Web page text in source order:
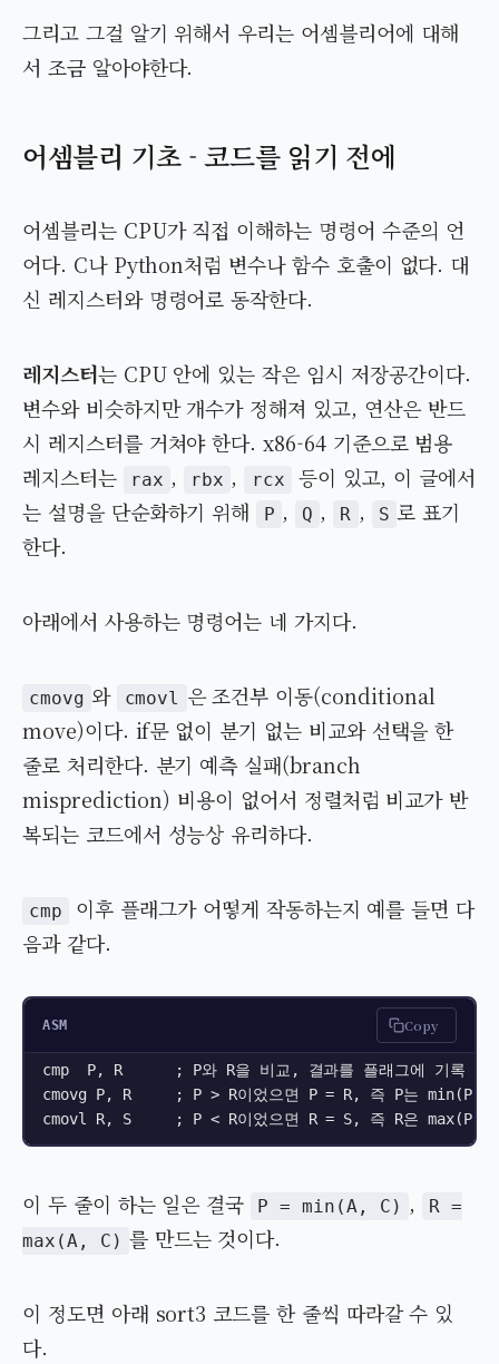
그리고 그걸 알기 위해서 우리는 어셈블리어에 대해
서 조금 알아야한다.
어셈블리 기초 - 코드를 읽기 전에
어셈블리는 CPU가 직접 이해하는 명령어 수준의 언
어다. C나 Python처럼 변수나 함수 호출이 없다. 대
신 레지스터와 명령어로 동작한다.
레지스터는 CPU 안에 있는 작은 임시 저장공간이다.
변수와 비슷하지만 개수가 정해져 있고, 연산은 반드
시 레지스터를 거쳐야 한다. x86-64 기준으로 범용
레지스터는
rax , rbx , rcx
등이 있고, 이 글에서
는 설명을 단순화하기 위해
P , Q , R , S 로 표기
한다.
아래에서 사용하는 명령어는 네 가지다.
cmovg 와 cmovl 은 조건부 이동(conditional
move)이다. if문 없이 분기 없는 비교와 선택을 한
줄로 처리한다. 분기 예측 실패(branch
misprediction) 비용이 없어서 정렬처럼 비교가 반
복되는 코드에서 성능상 유리하다.
cmp
이후 플래그가 어떻게 작동하는지 예를 들면 다
음과 같다.
ASM Copy
cmp  P, R      ; P와 R을 비교, 결과를 플래그에 기록
cmovg P, R     ; P > R이었으면 P = R, 즉 P는 min(P,
cmovl R, S     ; P < R이었으면 R = S, 즉 R은 max(P,
이 두 줄이 하는 일은 결국 P = min(A, C) ,
R =
max(A, C) 를 만드는 것이다.
이 정도면 아래 sort3 코드를 한 줄씩 따라갈 수 있
다.